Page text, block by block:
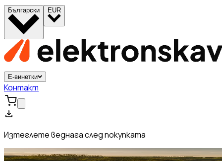
Български EUR
Е-винетки
Контакт
Изтеглете веднага след покупката